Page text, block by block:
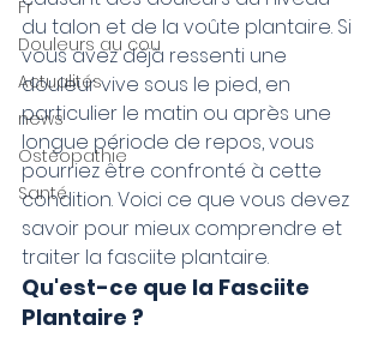
Fr
Douleurs au cou
Actualités
news
Ostéopathie
Santé
du talon et de la voûte plantaire. Si
vous avez déjà ressenti une
douleur vive sous le pied, en
particulier le matin ou après une
longue période de repos, vous
pourriez être confronté à cette
condition. Voici ce que vous devez
savoir pour mieux comprendre et
traiter la fasciite plantaire.
Qu'est-ce que la Fasciite
Plantaire ?